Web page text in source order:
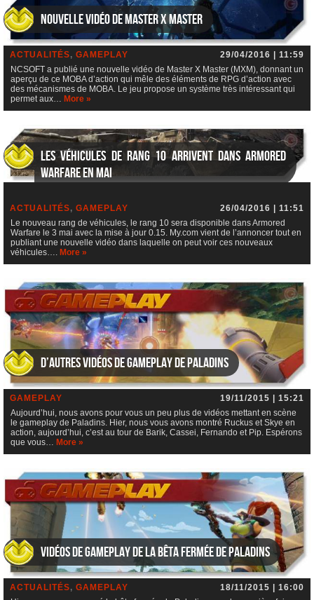
Nouvelle vidéo de Master X Master
ACTUALITÉS, GAMEPLAY
29/04/2016 | 11:59
NCSOFT a publié une nouvelle vidéo de Master X Master (MXM), donnant un
aperçu de ce MOBA d’action qui mêle des éléments de RPG d’action avec
des mécanismes de MOBA. Le jeu propose un système très intéressant qui
permet aux… More »
Les véhicules de rang 10 arrivent dans Armored
Warfare en mai
ACTUALITÉS, GAMEPLAY
26/04/2016 | 11:51
Le nouveau rang de véhicules, le rang 10 sera disponible dans Armored
Warfare le 3 mai avec la mise à jour 0.15. My.com vient de l’annoncer tout en
publiant une nouvelle vidéo dans laquelle on peut voir ces nouveaux
véhicules…. More »
D’autres vidéos de gameplay de Paladins
GAMEPLAY
19/11/2015 | 15:21
Aujourd’hui, nous avons pour vous un peu plus de vidéos mettant en scène
le gameplay de Paladins. Hier, nous vous avons montré Ruckus et Skye en
action, aujourd’hui, c’est au tour de Barik, Cassei, Fernando et Pip. Espérons
que vous… More »
Vidéos de gameplay de la bêta fermée de Paladins
ACTUALITÉS, GAMEPLAY
18/11/2015 | 16:00